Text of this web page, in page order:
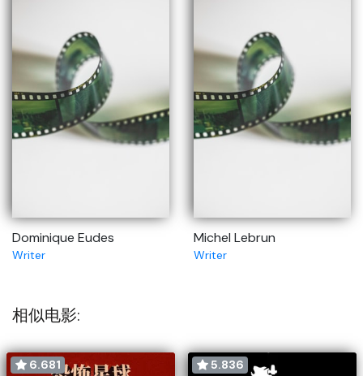
Dominique Eudes
Writer
Michel Lebrun
Writer
相似电影:
6.681 5.836